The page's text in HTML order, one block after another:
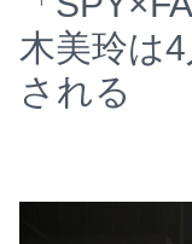
木美玲は
される